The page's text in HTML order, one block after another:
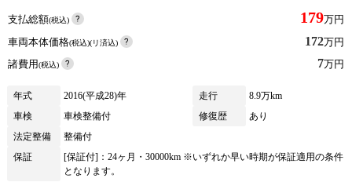
支払総額(税込) 179万円
車両本体価格(税込)(リ済込) 172万円
諸費用(税込) 7万円
年式 2016(平成28)年 走行
8.9万km
車検
車検整備付 修復歴
あり
法定整備
整備付
保証
[保証付]：24ヶ月・30000km ※いずれか早い時期が保証適用の条件
となります。